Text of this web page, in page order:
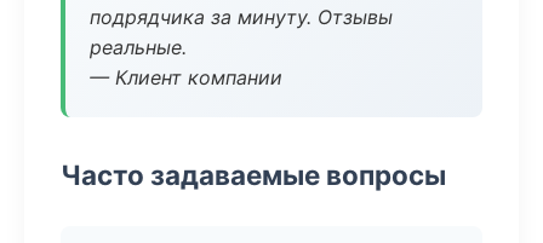
подрядчика за минуту. Отзывы
реальные.
— Клиент компании
Часто задаваемые вопросы